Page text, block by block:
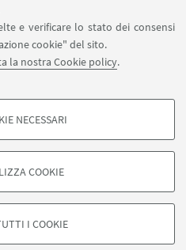
e verificare lo stato dei consensi
cookie" del sito.
la nostra Cookie policy.
comportamento sul sito, per analisi
NECESSARI
COOKIE
I COOKIE
STUDIORUM - Università di
Bologna - PI: 01131710376 - CF:
sul sito e accessibilità
Cookie